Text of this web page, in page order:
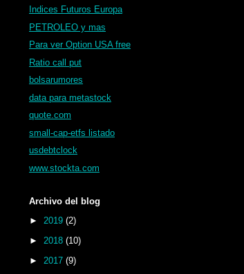
Indices Futuros Europa
PETROLEO y mas
Para ver Option USA free
Ratio call put
bolsarumores
data para metastock
quote.com
small-cap-etfs listado
usdebtclock
www.stockta.com
Archivo del blog
► 2019 (2)
► 2018 (10)
► 2017 (9)